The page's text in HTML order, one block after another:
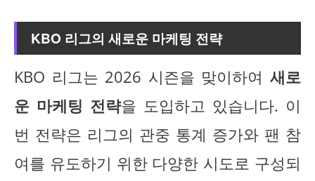
KBO 리그의 새로운 마케팅 전략
KBO 리그는 2026 시즌을 맞이하여 새로
운 마케팅 전략을 도입하고 있습니다. 이
번 전략은 리그의 관중 통계 증가와 팬 참
여를 유도하기 위한 다양한 시도로 구성되